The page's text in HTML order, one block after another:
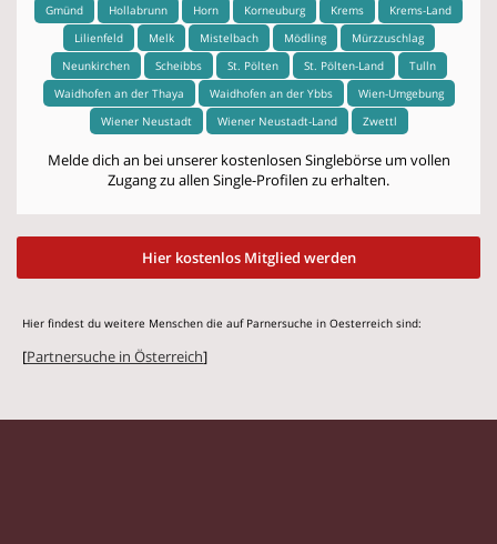
Gmünd
Hollabrunn Horn Korneuburg Krems
Krems-Land
Lilienfeld
Melk Mistelbach Mödling
Mürzzuschlag
Neunkirchen
Scheibbs St. Pölten St. Pölten-Land
Tulln
Waidhofen an der Thaya
Waidhofen an der Ybbs
Wien-Umgebung
Wiener Neustadt
Wiener Neustadt-Land Zwettl
Melde dich an bei unserer kostenlosen Singlebörse um vollen
Zugang zu allen Single-Profilen zu erhalten.
Hier kostenlos Mitglied werden
Hier findest du weitere Menschen die auf Parnersuche in Oesterreich sind:
[Partnersuche in Österreich]